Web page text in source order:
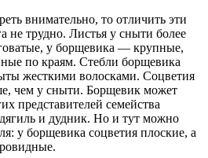
внимательно, то отличить эти
не трудно. Листья у сныти более
у борщевика — крупные,
по краям. Стебли борщевика
жесткими волосками. Соцветия
чем у сныти. Борщевик может
представителей семейства
и дудник. Но и тут можно
у борщевика соцветия плоские, а